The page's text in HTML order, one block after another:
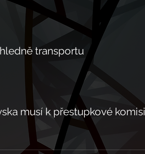
transportu
musí k přestupkové komisi